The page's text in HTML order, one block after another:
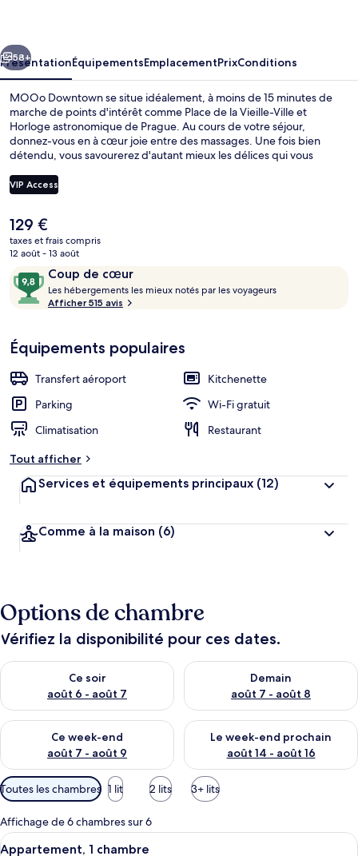
Suivant
58+
PrésentationÉquipementsEmplacementPrixConditions
MOOo Downtown se situe idéalement, à moins de 15 minutes de
marche de points d'intérêt comme Place de la Vieille-Ville et
Horloge astronomique de Prague. Au cours de votre séjour,
donnez-vous en à cœur joie entre des massages. Une fois bien
détendu, vous savourerez d'autant mieux les délices qui vous
kitchenette, une télévision à écran plat et un pommeau de douche à
« effet pluie », de quoi agrémenter votre séjour. Les autres
attentionné. Les transports publics sont rapidement accessibles à
pied : Station de métro Myslíkova se situe à quelques pas et Station
de métro Novoměstská radnice, à 2 min de marche à peine.
VIP Access
Le
prix
actuel
de
129 €.
129 €
taxes et frais compris
12 août - 13 août
Avis
voyageurs
Coup de cœur
9,8
sur
10,
cœur
Les hébergements les mieux notés par les voyageurs
n
x
n
o
é
s
p
e
Afficher 515 avis
Équipements populaires
Transfert aéroport
Kitchenette
Parking
Wi-Fi gratuit
Climatisation
Restaurant
Tout afficher
Services et équipements principaux (12)
Comme à la maison (6)
Options de chambre
Vérifiez la disponibilité pour ces dates.
Ce soir
août 6 - août 7
Vérifier la disponibilité pour ce soir août 6 - août 7
Demain
août 7 - août 8
Vérifier la disponibilité pour
Ce week-end
août 7 - août 9
Vérifier la disponibilité pour ce week-end août 7 - août 9
Le week-end prochain
août 14 - août 16
Vérifier la disponibilité pour
Filtres
disponibles
pour
les
chambres
Toutes les chambres 1 lit 2 lits 3+ lits
Affichage de 6 chambres sur 6
Afficher
Un salon moderne avec un canapé,
15
Appartement, 1 chambre